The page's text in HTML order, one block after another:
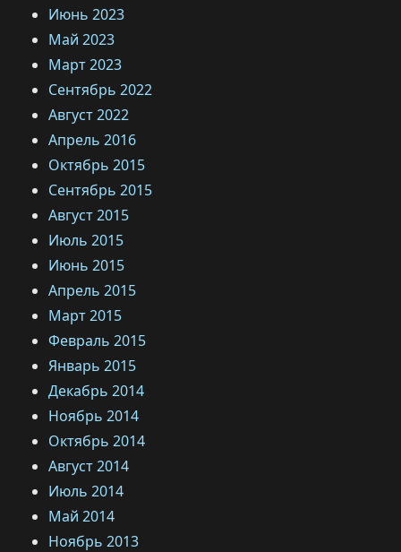
Июнь 2023
Май 2023
Март 2023
Сентябрь 2022
Август 2022
Апрель 2016
Октябрь 2015
Сентябрь 2015
Август 2015
Июль 2015
Июнь 2015
Апрель 2015
Март 2015
Февраль 2015
Январь 2015
Декабрь 2014
Ноябрь 2014
Октябрь 2014
Август 2014
Июль 2014
Май 2014
Ноябрь 2013